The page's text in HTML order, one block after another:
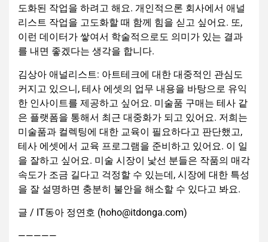
도화된 작업을 하려고 해요. 개인적으론 회사에서 애널
리스트 작업을 고도화할 때 함께 힘을 싣고 싶어요. 또,
이런 데이터가 쌓여서 학술적으로도 의미가 있는 결과
를 내면 좋겠다는 생각을 합니다.
김상아 애널리스트: 아트테크에 대한 대중적인 관심도
커지고 있으니, 테사 에셋의 업무 내용을 바탕으로 유익
한 인사이트를 제공하고 싶어요. 미술품 구매는 테사 같
은 플랫폼을 통해서 최근 대중화가 되고 있어요. 저희는
미술품과 컬렉팅에 대한 교육이 필요하다고 판단했고,
테사 에셋에서 교육 프로그램을 준비하고 있어요. 이 일
을 잘하고 싶어요. 미술 시장이 낯선 분들은 작품의 매각
속도가 조금 길다고 걱정할 수 있는데, 시장에 대한 특성
을 잘 설명하면 충분히 불안을 해소할 수 있다고 봐요.
글 / IT동아 정연호 (hoho@itdonga.com)
—————